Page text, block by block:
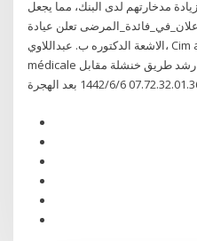
مدخارتهم لدى البنك، مما يجعل
تعلن عيادة
الاشعة الدكتوره ب. عبداللاوي، Cim abdellaoui centre d'imagerie
médicale العنوان :, حي ابن رشد طريق خنشلة مقابل la cité militaire